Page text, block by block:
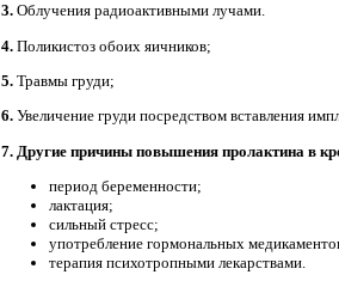
3. Облучения радиоактивными лучами.
4. Поликистоз обоих яичников;
5. Травмы груди;
6. Увеличение груди посредством вставления
7. Другие причины повышения пролактина в
период беременности;
лактация;
сильный стресс;
употребление гормональных
терапия психотропными лекарствами.